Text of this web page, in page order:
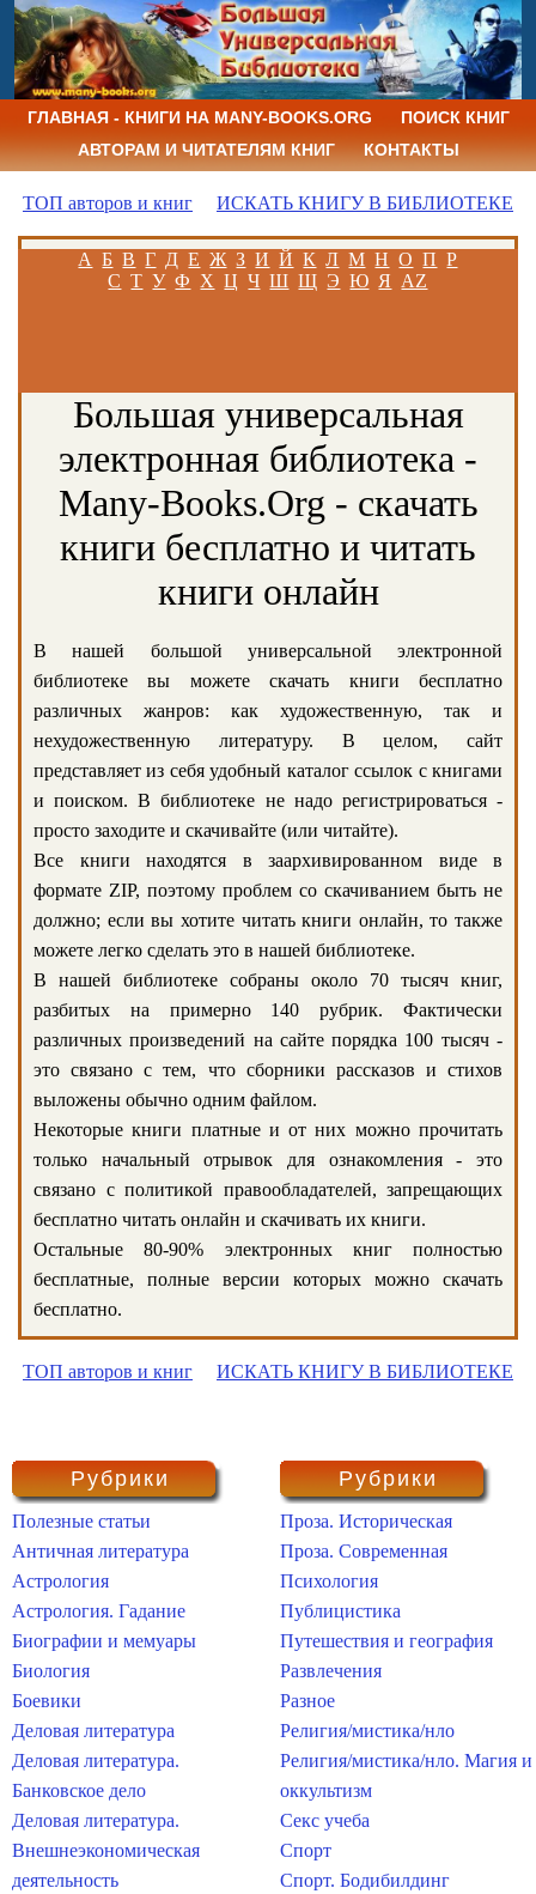
ГЛАВНАЯ - КНИГИ НА MANY-BOOKS.ORG
ПОИСК КНИГ
АВТОРАМ И ЧИТАТЕЛЯМ КНИГ
КОНТАКТЫ
ТОП авторов и книг ИСКАТЬ КНИГУ В БИБЛИОТЕКЕ
А Б В Г Д Е Ж З И Й К Л М Н О П Р
С Т У Ф Х Ц Ч Ш Щ Э Ю Я AZ
Большая универсальная
электронная библиотека -
Many-Books.Org - скачать
книги бесплатно и читать
книги онлайн
В нашей большой универсальной электронной
библиотеке вы можете скачать книги бесплатно
различных жанров: как художественную, так и
нехудожественную литературу. В целом, сайт
представляет из себя удобный каталог ссылок с книгами
и поиском. В библиотеке не надо регистрироваться -
просто заходите и скачивайте (или читайте).
Все книги находятся в заархивированном виде в
формате ZIP, поэтому проблем со скачиванием быть не
должно; если вы хотите читать книги онлайн, то также
можете легко сделать это в нашей библиотеке.
В нашей библиотеке собраны около 70 тысяч книг,
разбитых на примерно 140 рубрик. Фактически
различных произведений на сайте порядка 100 тысяч -
это связано с тем, что сборники рассказов и стихов
выложены обычно одним файлом.
Некоторые книги платные и от них можно прочитать
только начальный отрывок для ознакомления - это
связано с политикой правообладателей, запрещающих
бесплатно читать онлайн и скачивать их книги.
Остальные 80-90% электронных книг полностью
бесплатные, полные версии которых можно скачать
бесплатно.
ТОП авторов и книг ИСКАТЬ КНИГУ В БИБЛИОТЕКЕ
Рубрики
Полезные статьи
Античная литература
Астрология
Астрология. Гадание
Биографии и мемуары
Биология
Боевики
Деловая литература
Деловая литература.
Банковское дело
Деловая литература.
Внешнеэкономическая
деятельность
Рубрики
Проза. Историческая
Проза. Современная
Психология
Публицистика
Путешествия и география
Развлечения
Разное
Религия/мистика/нло
Религия/мистика/нло. Магия и
оккультизм
Секс учеба
Спорт
Спорт. Бодибилдинг